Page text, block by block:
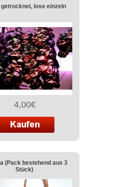
getrocknet, lose einzeln
4,00€
(Pack bestehend aus 3
Stück)